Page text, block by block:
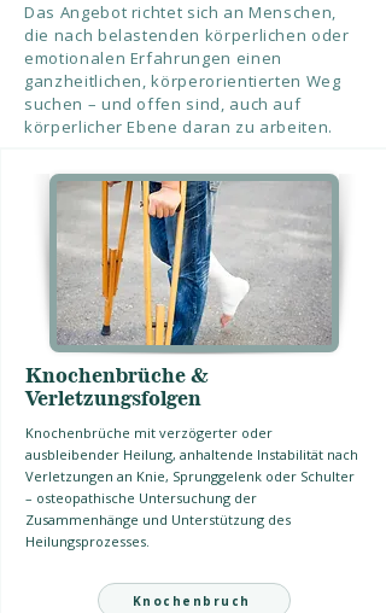
Das Angebot richtet sich an Menschen,
die nach belastenden körperlichen oder
emotionalen Erfahrungen einen
ganzheitlichen, körperorientierten Weg
suchen – und offen sind, auch auf
körperlicher Ebene daran zu arbeiten.
Knochenbrüche &
Verletzungsfolgen
Knochenbrüche mit verzögerter oder
ausbleibender Heilung, anhaltende Instabilität nach
Verletzungen an Knie, Sprunggelenk oder Schulter
– osteopathische Untersuchung der
Zusammenhänge und Unterstützung des
Heilungsprozesses.
Knochenbruch